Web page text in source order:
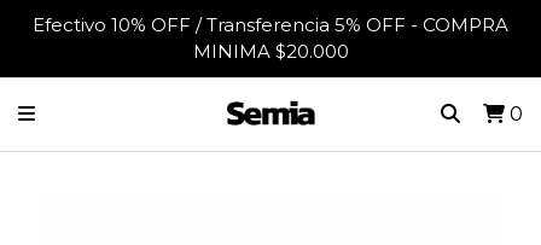
Efectivo 10% OFF / Transferencia 5% OFF - COMPRA
MINIMA $20.000
0